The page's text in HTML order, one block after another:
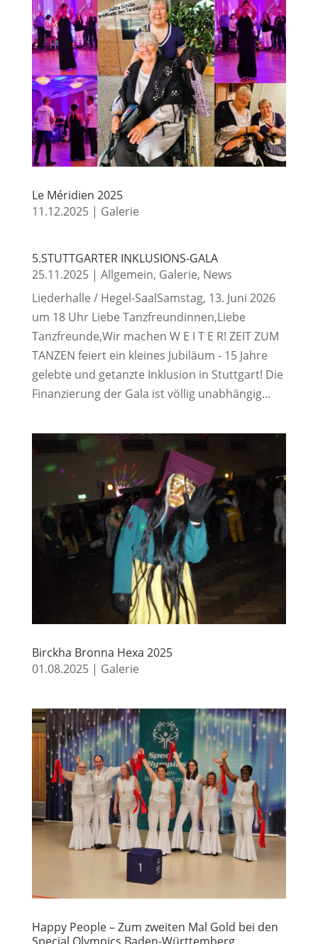
Le Méridien 2025
11.12.2025| Galerie
5.STUTTGARTER INKLUSIONS-GALA
25.11.2025| Allgemein, Galerie, News
Liederhalle / Hegel-SaalSamstag, 13. Juni 2026
um 18 Uhr Liebe Tanzfreundinnen,Liebe
Tanzfreunde,Wir machen W E I T E R! ZEIT ZUM
TANZEN feiert ein kleines Jubiläum - 15 Jahre
gelebte und getanzte Inklusion in Stuttgart! Die
Finanzierung der Gala ist völlig unabhängig...
Birckha Bronna Hexa 2025
01.08.2025| Galerie
Happy People – Zum zweiten Mal Gold bei den